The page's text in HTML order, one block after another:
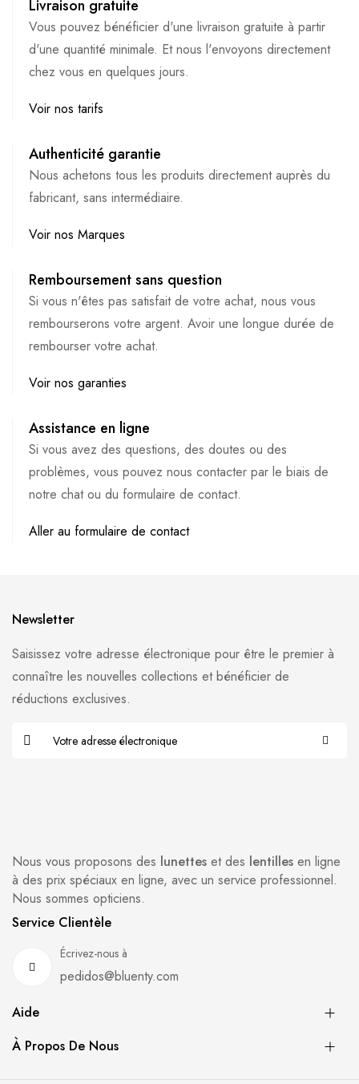
Livraison gratuite
Vous pouvez bénéficier d'une livraison gratuite à partir
d'une quantité minimale. Et nous l'envoyons directement
chez vous en quelques jours.
Voir nos tarifs
Authenticité garantie
Nous achetons tous les produits directement auprès du
fabricant, sans intermédiaire.
Voir nos Marques
Remboursement sans question
Si vous n'êtes pas satisfait de votre achat, nous vous
rembourserons votre argent. Avoir une longue durée de
rembourser votre achat.
Voir nos garanties
Assistance en ligne
Si vous avez des questions, des doutes ou des
problèmes, vous pouvez nous contacter par le biais de
notre chat ou du formulaire de contact.
Aller au formulaire de contact
Nous vous proposons des lunettes et des lentilles en ligne
à des prix spéciaux en ligne, avec un service professionnel.
Nous sommes opticiens.
Service Clientèle
Écrivez-nous à
pedidos@bluenty.com
Aide
À Propos De Nous
Newsletter
Saisissez votre adresse électronique pour être le premier à
connaître les nouvelles collections et bénéficier de
réductions exclusives.